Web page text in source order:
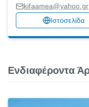
kifaamea@yahoo.gr
Ιστοσελίδα
Ενδιαφέροντα